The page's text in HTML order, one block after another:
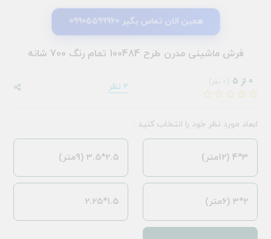
همین الان تماس بگیر 09905599960
فرش ماشینی مدرن طرح 100484 تمام رنگ 700 شانه
0 از 5 2 نظر
ابعاد مورد نظر خود را انتخاب کنید :
3*4 (12متر) 2.5*3.5 (9متر)
2*3 (6متر) 1.5*2.25